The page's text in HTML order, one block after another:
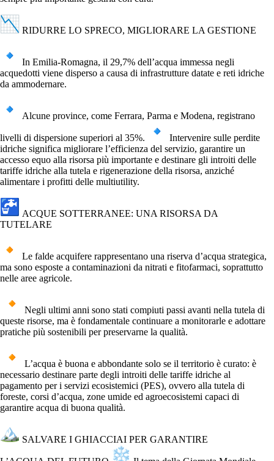
RIDURRE LO SPRECO, MIGLIORARE LA GESTIONE
In Emilia-Romagna, il 29,7% dell’acqua immessa negli
acquedotti viene disperso a causa di infrastrutture datate e reti idriche
da ammodernare.
Alcune province, come Ferrara, Parma e Modena, registrano
livelli di dispersione superiori al 35%.
Intervenire sulle perdite
idriche significa migliorare l’efficienza del servizio, garantire un
accesso equo alla risorsa più importante e destinare gli introiti delle
tariffe idriche alla tutela e rigenerazione della risorsa, anziché
alimentare i profitti delle multiutility.
ACQUE SOTTERRANEE: UNA RISORSA DA
TUTELARE
Le falde acquifere rappresentano una riserva d’acqua strategica,
ma sono esposte a contaminazioni da nitrati e fitofarmaci, soprattutto
nelle aree agricole.
Negli ultimi anni sono stati compiuti passi avanti nella tutela di
queste risorse, ma è fondamentale continuare a monitorarle e adottare
pratiche più sostenibili per preservarne la qualità.
L’acqua è buona e abbondante solo se il territorio è curato: è
necessario destinare parte degli introiti delle tariffe idriche al
pagamento per i servizi ecosistemici (PES), ovvero alla tutela di
foreste, corsi d’acqua, zone umide ed agroecosistemi capaci di
garantire acqua di buona qualità.
SALVARE I GHIACCIAI PER GARANTIRE